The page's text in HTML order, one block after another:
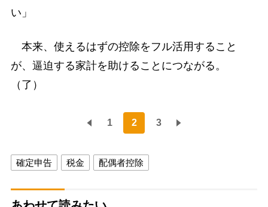
い」
本来、使えるはずの控除をフル活用すること
が、逼迫する家計を助けることにつながる。
（了）
1 2 3
確定申告 税金 配偶者控除